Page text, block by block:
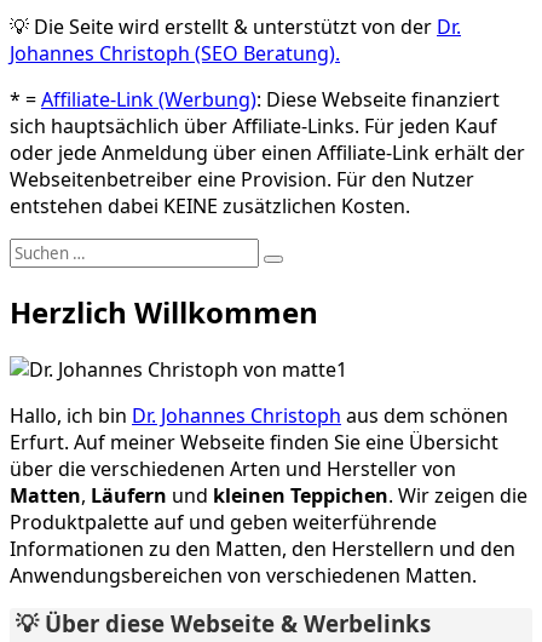
💡 Die Seite wird erstellt & unterstützt von der Dr.
Johannes Christoph (SEO Beratung).
* =Affiliate-Link (Werbung): Diese Webseite finanziert
sich hauptsächlich über Affiliate-Links. Für jeden Kauf
oder jede Anmeldung über einen Affiliate-Link erhält der
Webseitenbetreiber eine Provision. Für den Nutzer
entstehen dabei KEINE zusätzlichen Kosten.
Suchen
Suchen
Herzlich Willkommen
Hallo, ich bin Dr. Johannes Christoph aus dem schönen
Erfurt. Auf meiner Webseite finden Sie eine Übersicht
über die verschiedenen Arten und Hersteller von
Matten, Läufern und kleinen Teppichen. Wir zeigen die
Produktpalette auf und geben weiterführende
Informationen zu den Matten, den Herstellern und den
Anwendungsbereichen von verschiedenen Matten.
💡 Über diese Webseite & Werbelinks